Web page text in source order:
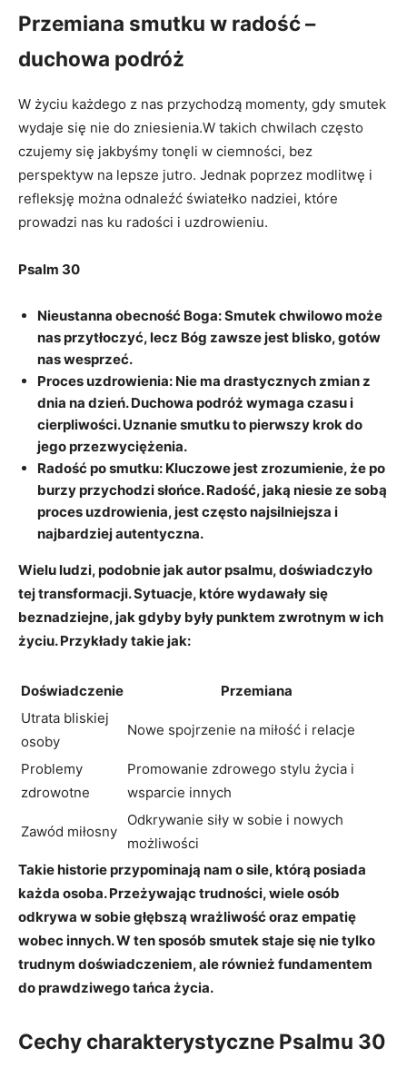
Przemiana smutku w radość –
duchowa podróż
W życiu każdego z nas przychodzą momenty, gdy smutek
wydaje się nie do zniesienia.W takich chwilach często
czujemy się jakbyśmy tonęli w ciemności, bez
perspektyw na lepsze jutro. Jednak poprzez modlitwę i
refleksję można odnaleźć światełko nadziei, które
prowadzi nas ku radości i uzdrowieniu.
Psalm 30
Nieustanna obecność Boga:Smutek chwilowo może
nas przytłoczyć, lecz Bóg zawsze jest blisko, gotów
nas wesprzeć.
Proces uzdrowienia: Nie ma drastycznych zmian z
dnia na dzień. Duchowa podróż wymaga czasu i
cierpliwości. Uznanie smutku to pierwszy krok do
jego przezwyciężenia.
Radość po smutku: Kluczowe jest zrozumienie, że po
burzy przychodzi słońce. Radość, jaką niesie ze sobą
proces uzdrowienia, jest często najsilniejsza i
najbardziej autentyczna.
Wielu ludzi, podobnie jak autor psalmu, doświadczyło
tej transformacji. Sytuacje, które wydawały się
beznadziejne, jak gdyby były punktem zwrotnym w ich
życiu. Przykłady takie jak:
Doświadczenie
Przemiana
Utrata bliskiej
osoby
Nowe spojrzenie na miłość i relacje
Problemy
zdrowotne
Promowanie zdrowego stylu życia i
wsparcie innych
Zawód miłosny
Odkrywanie siły w sobie i nowych
możliwości
Takie historie przypominają nam o sile, którą posiada
każda osoba. Przeżywając trudności, wiele osób
odkrywa w sobie głębszą wrażliwość oraz empatię
wobec innych. W ten sposób smutek staje się nie tylko
trudnym doświadczeniem, ale również fundamentem
do prawdziwego tańca życia.
Cechy charakterystyczne Psalmu 30